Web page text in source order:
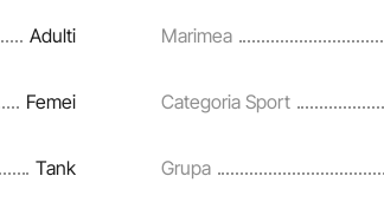
Adulti Marimea
Femei Categoria Sport
Tank Grupa